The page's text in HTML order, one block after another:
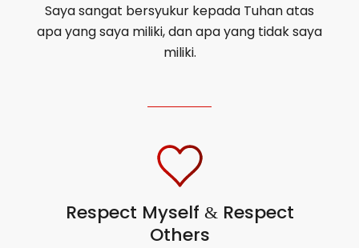
Saya sangat bersyukur kepada Tuhan atas
apa yang saya miliki, dan apa yang tidak saya
miliki.
Respect Myself &Respect
Others